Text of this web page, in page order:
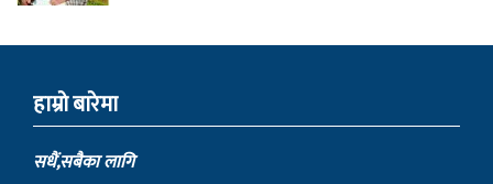
हाम्राे बारेमा
सधैं,सबैका लागि